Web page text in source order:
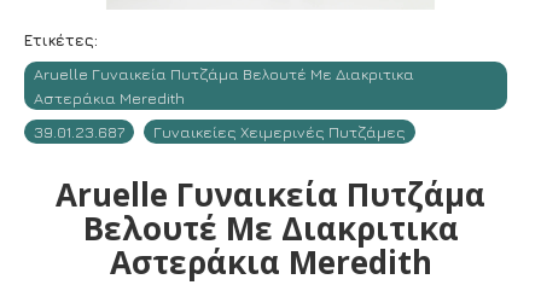
Ετικέτες:
Aruelle Γυναικεία Πυτζάμα Βελουτέ Με Διακριτικα
Αστεράκια Meredith
39.01.23.687
Γυναικείες Χειμερινές Πυτζάμες
Aruelle Γυναικεία Πυτζάμα
Βελουτέ Με Διακριτικα
Αστεράκια Meredith